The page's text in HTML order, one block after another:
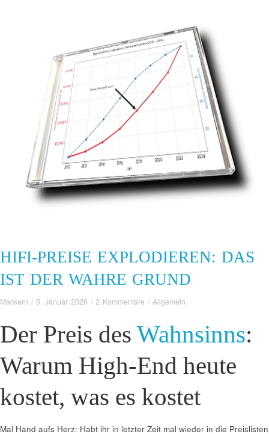
HIFI-PREISE EXPLODIEREN: DAS
IST DER WAHRE GRUND
Mackern / 5. Januar 2026 / 2 Kommentare / Allgemein
Der Preis des Wahnsinns:
Warum High-End heute
kostet, was es kostet
Mal Hand aufs Herz: Habt ihr in letzter Zeit mal wieder in die Preislisten